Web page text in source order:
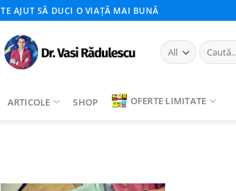
TE AJUT SĂ DUCI O VIAȚĂ MAI BUNĂ
Caută
după:
ARTICOLE SHOP OFERTE LIMITATE